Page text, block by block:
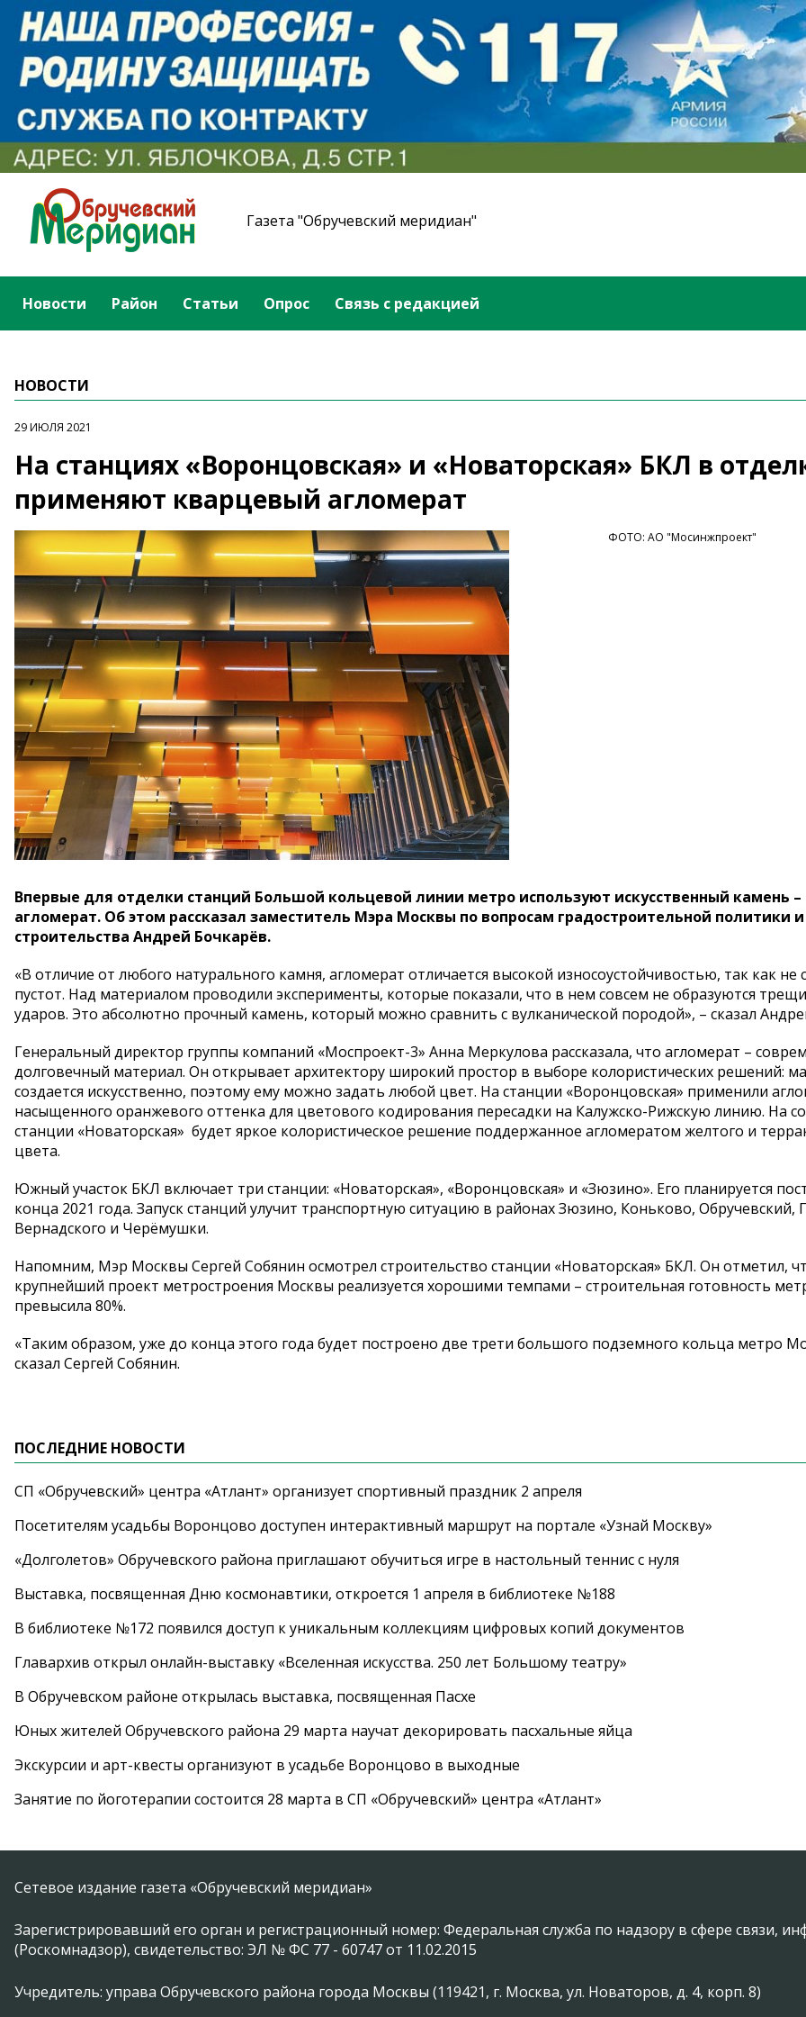
Газета "Обручевский меридиан"
Новости Район Статьи Опрос Связь с редакцией
НОВОСТИ
29 ИЮЛЯ 2021
На станциях «Воронцовская» и «Новаторская» БКЛ в
применяют кварцевый агломерат
ФОТО: АО "Мосинжпроект"
Впервые для отделки станций Большой кольцевой линии метро используют искусственный камень
агломерат. Об этом рассказал заместитель Мэра Москвы по вопросам градостроительной политики и
строительства Андрей Бочкарёв.
«В отличие от любого натурального камня, агломерат отличается высокой износоустойчивостью, так как не
пустот. Над материалом проводили эксперименты, которые показали, что в нем совсем не образуются
ударов. Это абсолютно прочный камень, который можно сравнить с вулканической породой», – сказал
Генеральный директор группы компаний «Моспроект-3» Анна Меркулова рассказала, что агломерат –
долговечный материал. Он открывает архитектору широкий простор в выборе колористических решений:
создается искусственно, поэтому ему можно задать любой цвет. На станции «Воронцовская» применили
насыщенного оранжевого оттенка для цветового кодирования пересадки на Калужско-Рижскую линию. На
станции «Новаторская» будет яркое колористическое решение поддержанное агломератом желтого и
цвета.
Южный участок БКЛ включает три станции: «Новаторская», «Воронцовская» и «Зюзино». Его планируется
конца 2021 года. Запуск станций улучит транспортную ситуацию в районах Зюзино, Коньково, Обручевский,
Вернадского и Черёмушки.
Напомним, Мэр Москвы Сергей Собянин осмотрел строительство станции «Новаторская» БКЛ. Он отметил,
крупнейший проект метростроения Москвы реализуется хорошими темпами – строительная готовность
превысила 80%.
«Таким образом, уже до конца этого года будет построено две трети большого подземного кольца метро
сказал Сергей Собянин.
ПОСЛЕДНИЕ НОВОСТИ
СП «Обручевский» центра «Атлант» организует спортивный праздник 2 апреля
Посетителям усадьбы Воронцово доступен интерактивный маршрут на портале «Узнай Москву»
«Долголетов» Обручевского района приглашают обучиться игре в настольный теннис с нуля
Выставка, посвященная Дню космонавтики, откроется 1 апреля в библиотеке №188
В библиотеке №172 появился доступ к уникальным коллекциям цифровых копий документов
Главархив открыл онлайн-выставку «Вселенная искусства. 250 лет Большому театру»
В Обручевском районе открылась выставка, посвященная Пасхе
Юных жителей Обручевского района 29 марта научат декорировать пасхальные яйца
Экскурсии и арт-квесты организуют в усадьбе Воронцово в выходные
Занятие по йоготерапии состоится 28 марта в СП «Обручевский» центра «Атлант»
Сетевое издание газета «Обручевский меридиан»
Зарегистрировавший его орган и регистрационный номер: Федеральная служба по надзору в сфере связи,
(Роскомнадзор), свидетельство: ЭЛ № ФС 77 - 60747 от 11.02.2015
Учредитель: управа Обручевского района города Москвы (119421, г. Москва, ул. Новаторов, д. 4, корп. 8)